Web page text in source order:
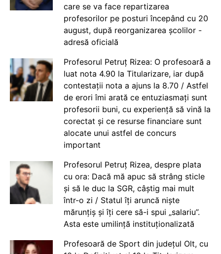
care se va face repartizarea
profesorilor pe posturi începând cu 20
august, după reorganizarea școlilor -
adresă oficială
Profesorul Petruț Rizea: O profesoară a
luat nota 4.90 la Titularizare, iar după
contestații nota a ajuns la 8.70 / Astfel
de erori îmi arată ce entuziasmați sunt
profesorii buni, cu experiență să vină la
corectat și ce resurse financiare sunt
alocate unui astfel de concurs
important
Profesorul Petruț Rizea, despre plata
cu ora: Dacă mă apuc să strâng sticle
și să le duc la SGR, câștig mai mult
într-o zi / Statul îți aruncă niște
mărunțiș și îți cere să-i spui „salariu”.
Asta este umilință instituționalizată
Profesoară de Sport din județul Olt, cu